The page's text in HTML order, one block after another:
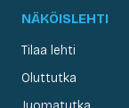
NÄKÖISLEHTI
Tilaa lehti
Oluttutka